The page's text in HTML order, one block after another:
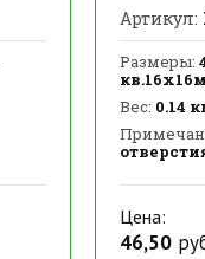
Артикул:
Размеры:
Вес: 0.14
Цена:
46,50